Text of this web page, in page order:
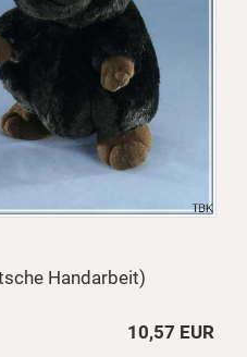
Handarbeit)
10,57 EUR